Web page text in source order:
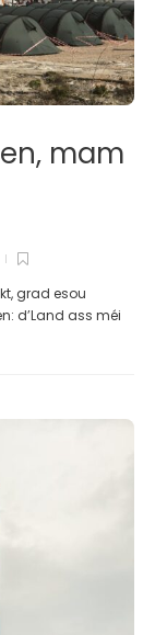
mam
grad esou
d’Land ass méi